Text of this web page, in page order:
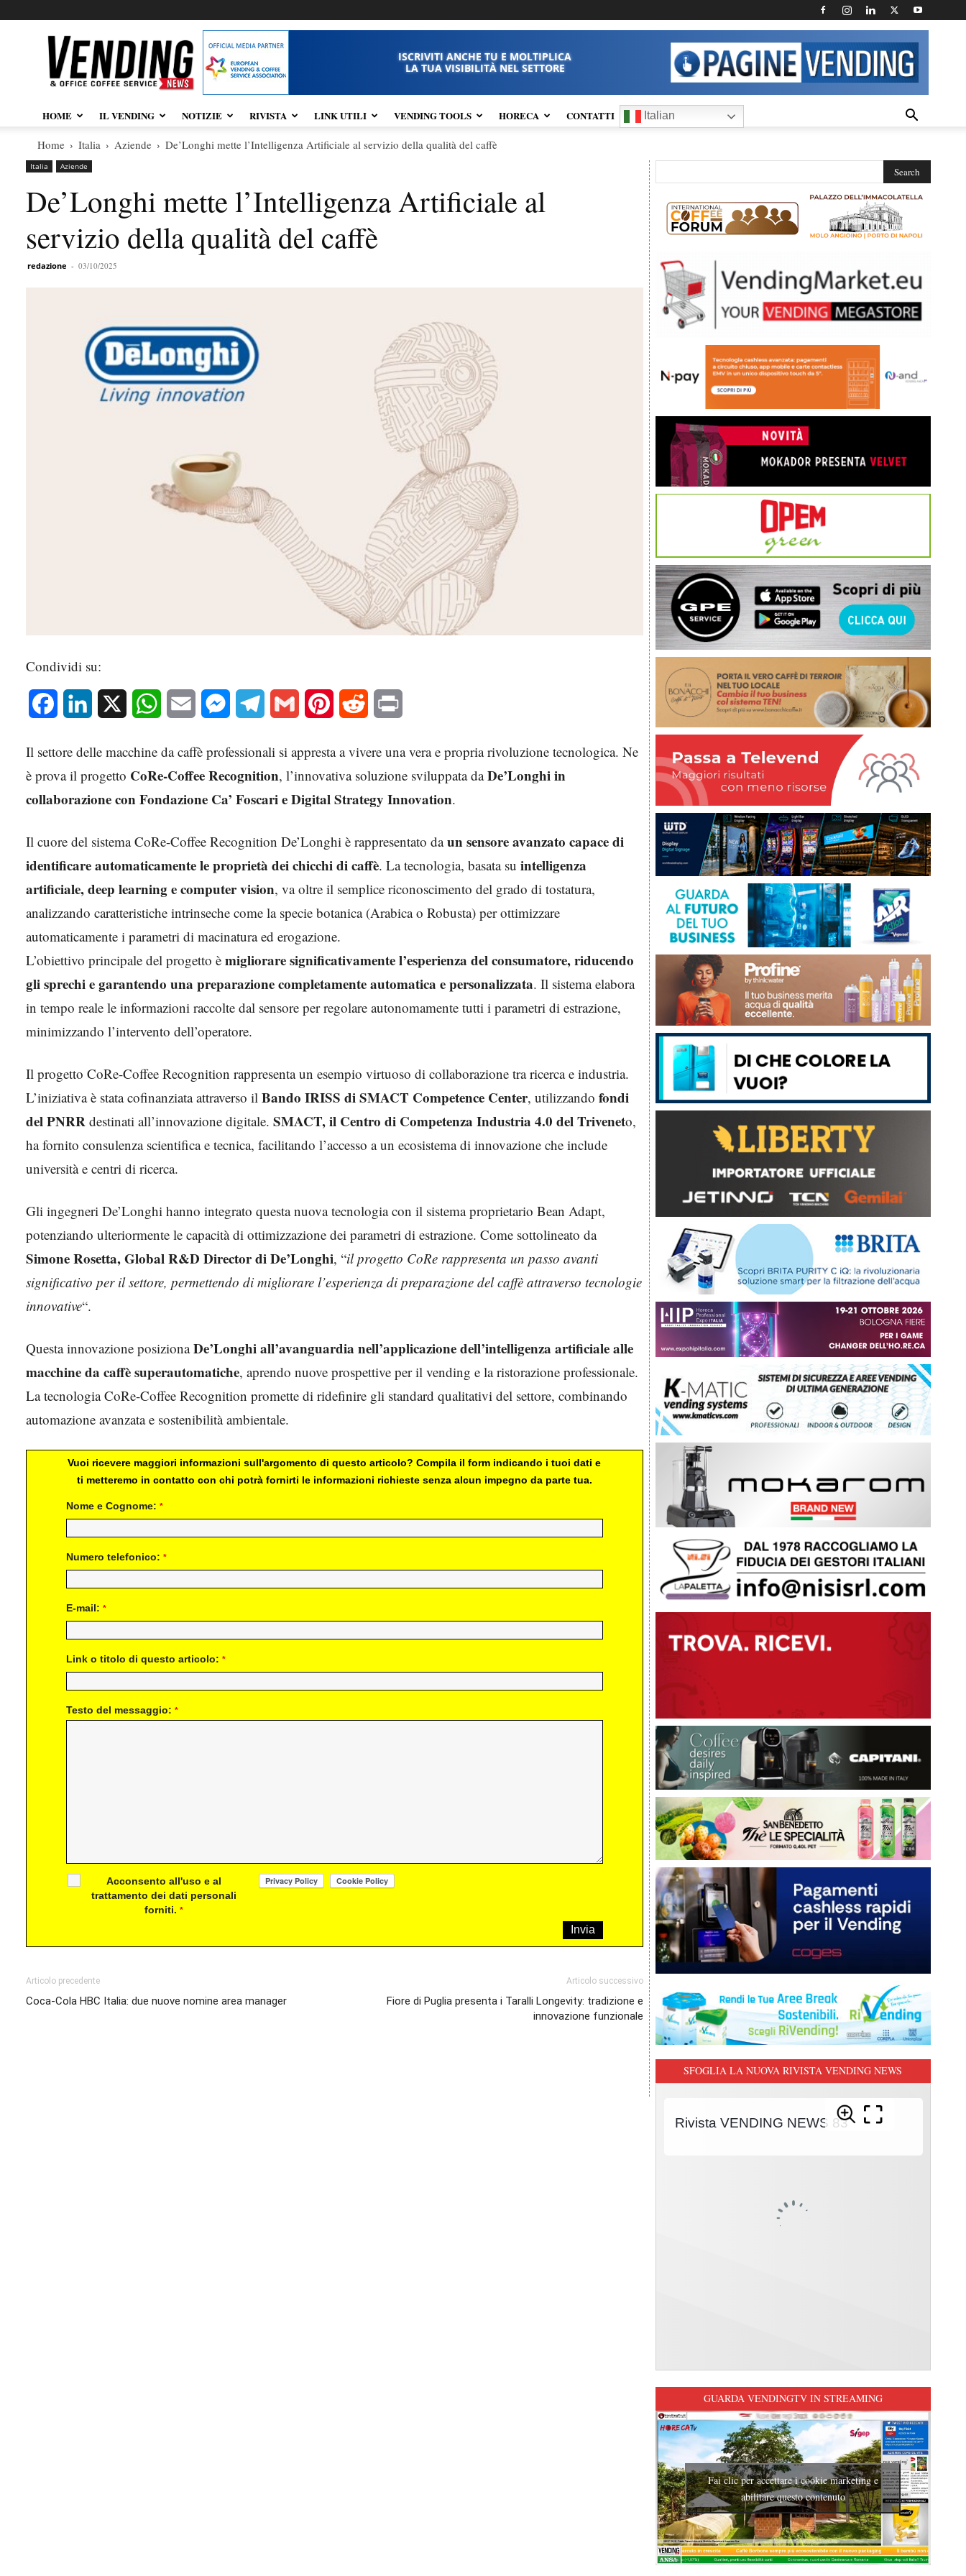
Vendingnews.it
ISCRIVITI ANCHE TU E MOLTIPLICA
LA TUA VISIBILITÀ NEL SETTORE
HOME IL VENDING NOTIZIE RIVISTA LINK UTILI VENDING TOOLS HORECA CONTATTI Italian
Home Italia Aziende De’Longhi mette l’Intelligenza Artificiale al servizio della qualità del caffè
Italia Aziende
De’Longhi mette l’Intelligenza Artificiale al
servizio della qualità del caffè
redazione - 03/10/2025
Condividi su:
Facebook LinkedIn WhatsAppEmail MessengerTelegram Gmail Pinterest Reddit
Il settore delle macchine da caffè professionali si appresta a vivere una vera e propria rivoluzione tecnologica. Ne
è prova il progetto CoRe-Coffee Recognition, l’innovativa soluzione sviluppata daDe’Longhi in
collaborazione con Fondazione Ca’ Foscari e Digital Strategy Innovation.
Il cuore del sistema CoRe-Coffee Recognition De’Longhi è rappresentato daun sensore avanzato capace di
identificare automaticamente le proprietà dei chicchi di caffè. La tecnologia, basata su intelligenza
artificiale, deep learning e computer vision, va oltre il semplice riconoscimento del grado di tostatura,
analizzando caratteristiche intrinseche come la specie botanica (Arabica o Robusta) per ottimizzare
automaticamente i parametri di macinatura ed erogazione.
L’obiettivo principale del progetto è migliorare significativamente l’esperienza del consumatore, riducendo
gli sprechi e garantendo una preparazione completamente automatica e personalizzata. Il sistema elabora
in tempo reale le informazioni raccolte dal sensore per regolare autonomamente tutti i parametri di estrazione,
minimizzando l’intervento dell’operatore.
Il progetto CoRe-Coffee Recognition rappresenta un esempio virtuoso di collaborazione tra ricerca e industria.
L’iniziativa è stata cofinanziata attraverso il Bando IRISS di SMACT Competence Center, utilizzando fondi
del PNRR destinati all’innovazione digitale. SMACT, il Centro di Competenza Industria 4.0 del Triveneto,
ha fornito consulenza scientifica e tecnica, facilitando l’accesso a un ecosistema di innovazione che include
università e centri di ricerca.
Gli ingegneri De’Longhi hanno integrato questa nuova tecnologia con il sistema proprietario Bean Adapt,
potenziando ulteriormente le capacità di ottimizzazione dei parametri di estrazione. Come sottolineato da
Simone Rosetta, Global R&D Director di De’Longhi, “il progetto CoRe rappresenta un passo avanti
significativo per il settore, permettendo di migliorare l’esperienza di preparazione del caffè attraverso tecnologie
innovative“.
Questa innovazione posizionaDe’Longhi all’avanguardia nell’applicazione dell’intelligenza artificiale alle
macchine da caffè superautomatiche, aprendo nuove prospettive per il vending e la ristorazione professionale.
La tecnologia CoRe-Coffee Recognition promette di ridefinire gli standard qualitativi del settore, combinando
automazione avanzata e sostenibilità ambientale.
Vuoi ricevere maggiori informazioni sull'argomento di questo articolo? Compila il form indicando i tuoi dati e
ti metteremo in contatto con chi potrà fornirti le informazioni richieste senza alcun impegno da parte tua.
Nome e Cognome: *
Numero telefonico: *
E-mail: *
Link o titolo di questo articolo: *
Testo del messaggio: *
Acconsento all'uso e al
trattamento dei dati personali
forniti.*
Articolo precedente
Coca-Cola HBC Italia: due nuove nomine area manager
Articolo successivo
Fiore di Puglia presenta i Taralli Longevity: tradizione e
innovazione funzionale
SFOGLIA LA NUOVA RIVISTA VENDING NEWS
GUARDA VENDINGTV IN STREAMING
Fai clic per accettare i cookie marketing e
abilitare questo contenuto